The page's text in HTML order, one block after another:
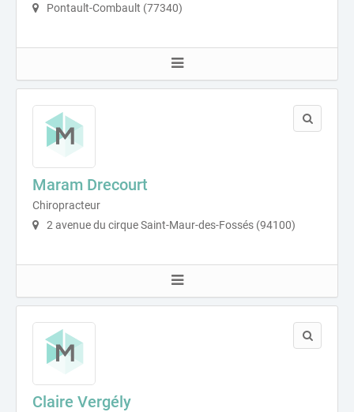
Pontault-Combault (77340)
Maram Drecourt
Chiropracteur
2 avenue du cirque Saint-Maur-des-Fossés (94100)
Claire Vergély